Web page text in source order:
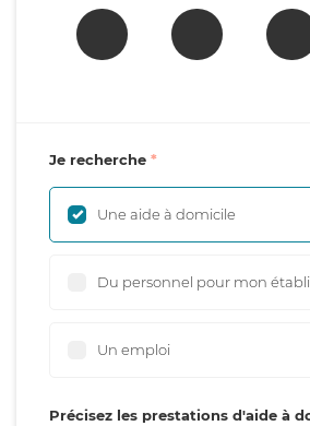
Je recherche
Une aide à domicile
Du personnel pour mon
Un emploi
Précisez les prestations d'aide à